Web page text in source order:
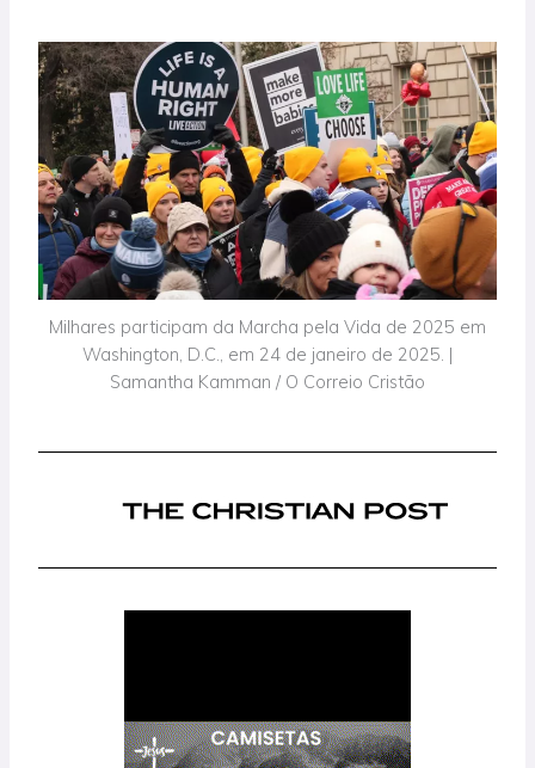
Milhares participam da Marcha pela Vida de 2025 em
Washington, D.C., em 24 de janeiro de 2025. |
Samantha Kamman / O Correio Cristão